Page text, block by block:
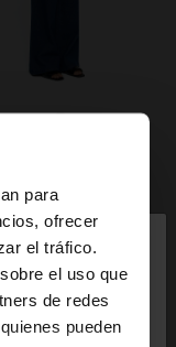
para
ofrecer
el tráfico.
el uso que
de redes
pueden
¿Quieres ir a